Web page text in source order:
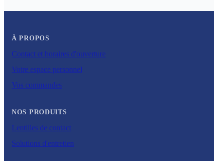
À PROPOS
Contact et horaires d'ouverture
Votre espace personnel
Vos commandes
NOS PRODUITS
Lentilles de contact
Solutions d'entretien